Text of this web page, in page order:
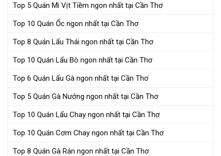
Top 5 Quán Mì Vịt Tiềm ngon nhất tại Cần Thơ
Top 10 Quán Ốc ngon nhất tại Cần Thơ
Top 8 Quán Lẩu Thái ngon nhất tại Cần Thơ
Top 10 Quán Lẩu Bò ngon nhất tại Cần Thơ
Top 6 Quán Lẩu Gà ngon nhất tại Cần Thơ
Top 5 Quán Gà Nướng ngon nhất tại Cần Thơ
Top 10 Quán Lẩu Chay ngon nhất tại Cần Thơ
Top 10 Quán Cơm Chay ngon nhất tại Cần Thơ
Top 8 Quán Gà Rán ngon nhất tại Cần Thơ